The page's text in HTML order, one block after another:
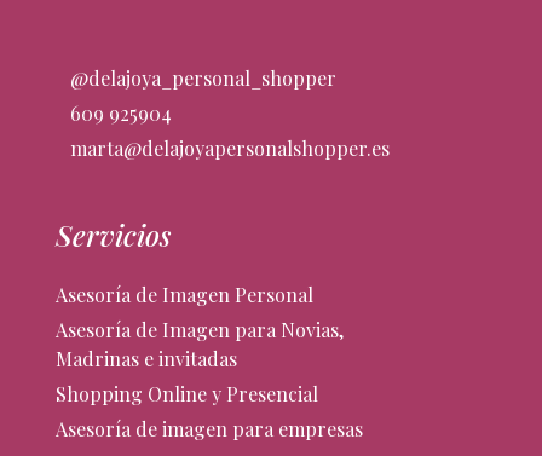
@delajoya_personal_shopper
609 925904
marta@delajoyapersonalshopper.es
Servicios
Asesoría de Imagen Personal
Asesoría de Imagen para Novias,
Madrinas e invitadas
Shopping Online y Presencial
Asesoría de imagen para empresas